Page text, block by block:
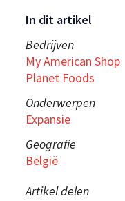
In dit artikel
Bedrijven
My American Shop
Planet Foods
Onderwerpen
Expansie
Geografie
België
Artikel delen